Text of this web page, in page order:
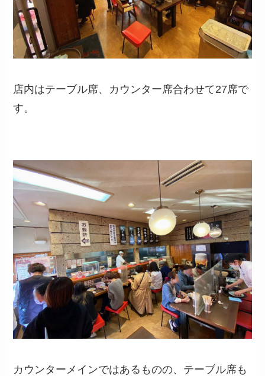
店内はテーブル席、カウンター席合わせて27席で
す。
カウンターメインではあるものの、テーブル席も